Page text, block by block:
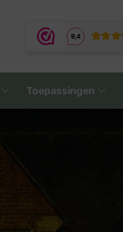
Toepassingen